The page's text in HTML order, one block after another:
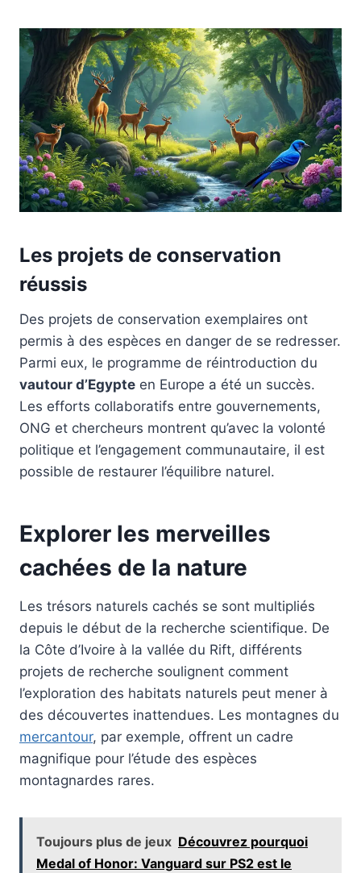
Les projets de conservation
réussis
Des projets de conservation exemplaires ont
permis à des espèces en danger de se redresser.
Parmi eux, le programme de réintroduction du
vautour d’Egypte en Europe a été un succès.
Les efforts collaboratifs entre gouvernements,
ONG et chercheurs montrent qu’avec la volonté
politique et l’engagement communautaire, il est
possible de restaurer l’équilibre naturel.
Explorer les merveilles
cachées de la nature
Les trésors naturels cachés se sont multipliés
depuis le début de la recherche scientifique. De
la Côte d’Ivoire à la vallée du Rift, différents
projets de recherche soulignent comment
l’exploration des habitats naturels peut mener à
des découvertes inattendues. Les montagnes du
mercantour, par exemple, offrent un cadre
magnifique pour l’étude des espèces
montagnardes rares.
Toujours plus de jeux Découvrez pourquoi
Medal of Honor: Vanguard sur PS2 est le